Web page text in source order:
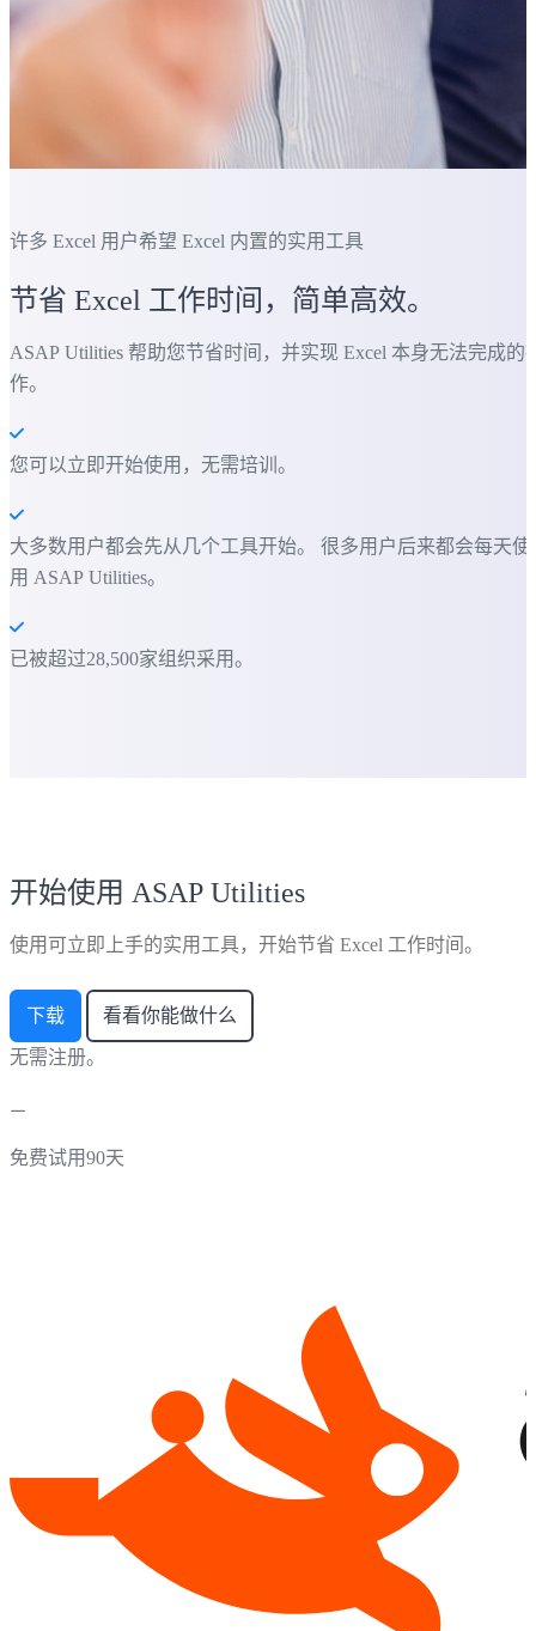
许多 Excel 用户希望 Excel 内置的实用工具
节省 Excel 工作时间，简单高效。
ASAP Utilities 帮助您节省时间，并实现 Excel 本身无法完成的
作。
您可以立即开始使用，无需培训。
大多数用户都会先从几个工具开始。 很多用户后来都会每天使
用 ASAP Utilities。
已被超过28,500家组织采用。
开始使用 ASAP Utilities
使用可立即上手的实用工具，开始节省 Excel 工作时间。
下载 看看你能做什么
无需注册。
免费试用90天